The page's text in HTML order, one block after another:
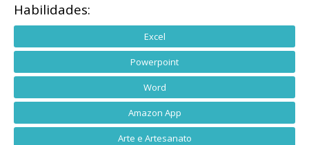
Habilidades:
Excel
Powerpoint
Word
Amazon App
Arte e Artesanato